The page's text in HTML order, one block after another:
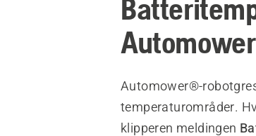
Automower®-
temperaturområder.
klipperen meldingen